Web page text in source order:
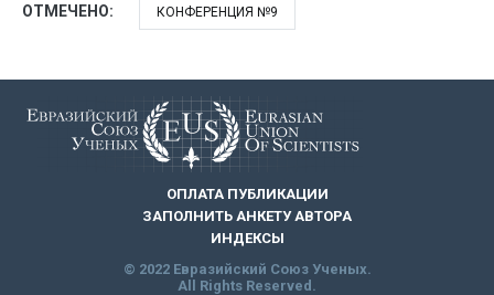
ОТМЕЧЕНО: КОНФЕРЕНЦИЯ №9
ОПЛАТА ПУБЛИКАЦИИ
ЗАПОЛНИТЬ АНКЕТУ АВТОРА
ИНДЕКСЫ
© 2022 Евразийский Союз Ученых.
All Rights Reserved.